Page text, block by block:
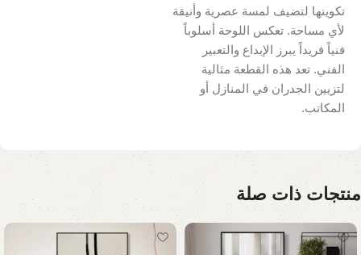
تكوينها لتضيف لمسة عصرية وأنيقة
لأي مساحة. تعكس اللوحة أسلوباً
فنياً فريداً يبرز الإبداع والتعبير
الفني. تعد هذه القطعة مثالية
لتزيين الجدران في المنازل أو
المكاتب.
منتجات ذات صلة